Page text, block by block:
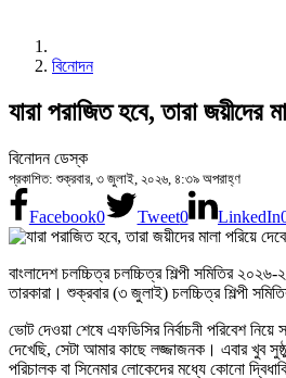
বিনোদন
যারা পরাজিত হবে, তারা জয়ীদের
বিনোদন ডেস্ক
প্রকাশিত: শুক্রবার, ৩ জুলাই, ২০২৬, ৪:৩৯ অপরাহ্ণ
Facebook0 Tweet0 LinkedIn
বাংলাদেশ চলচ্চিত্র চলচ্চিত্র শিল্পী সমিতির
তারকারা। শুক্রবার (৩ জুলাই) চলচ্চিত্র শিল্পী
ভোট দেওয়া শেষে এফডিসির নির্বাচনী পরিবেশ
দেখেছি, সেটা আমার কাছে লজ্জাজনক। এবার খুব
পরিচালক বা সিনেমার লোকেদের মধ্যে কোনো